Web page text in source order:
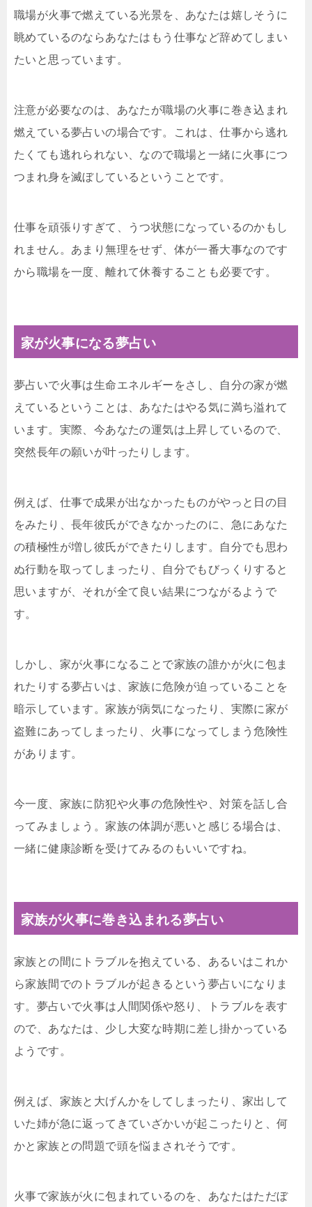
職場が火事で燃えている光景を、あなたは嬉しそうに
眺めているのならあなたはもう仕事など辞めてしまい
たいと思っています。
注意が必要なのは、あなたが職場の火事に巻き込まれ
燃えている夢占いの場合です。これは、仕事から逃れ
たくても逃れられない、なので職場と一緒に火事につ
つまれ身を滅ぼしているということです。
仕事を頑張りすぎて、うつ状態になっているのかもし
れません。あまり無理をせず、体が一番大事なのです
から職場を一度、離れて休養することも必要です。
家が火事になる夢占い
夢占いで火事は生命エネルギーをさし、自分の家が燃
えているということは、あなたはやる気に満ち溢れて
います。実際、今あなたの運気は上昇しているので、
突然長年の願いが叶ったりします。
例えば、仕事で成果が出なかったものがやっと日の目
をみたり、長年彼氏ができなかったのに、急にあなた
の積極性が増し彼氏ができたりします。自分でも思わ
ぬ行動を取ってしまったり、自分でもびっくりすると
思いますが、それが全て良い結果につながるようで
す。
しかし、家が火事になることで家族の誰かが火に包ま
れたりする夢占いは、家族に危険が迫っていることを
暗示しています。家族が病気になったり、実際に家が
盗難にあってしまったり、火事になってしまう危険性
があります。
今一度、家族に防犯や火事の危険性や、対策を話し合
ってみましょう。家族の体調が悪いと感じる場合は、
一緒に健康診断を受けてみるのもいいですね。
家族が火事に巻き込まれる夢占い
家族との間にトラブルを抱えている、あるいはこれか
ら家族間でのトラブルが起きるという夢占いになりま
す。夢占いで火事は人間関係や怒り、トラブルを表す
ので、あなたは、少し大変な時期に差し掛かっている
ようです。
例えば、家族と大げんかをしてしまったり、家出して
いた姉が急に返ってきていざかいが起こったりと、何
かと家族との問題で頭を悩まされそうです。
火事で家族が火に包まれているのを、あなたはただぼ